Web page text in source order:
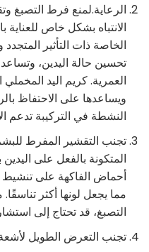
الرعاية.لمنع فرط التصبغ
الانتباه بشكل خاص للعناية
الخاصة ذات التأثير
تحسين حالة اليدين،
العمرية. كريم اليد
ويساعدها على الاحتفاظ
النشطة في التركيبة تدعم
تجنب التقشير المفرط
المتكونة بالفعل على
أحماض الفاكهة على تنشيط
مما يجعل لونها أكثر
التصبغ، قد تحتاج إلى
تجنب التعرض الطويل